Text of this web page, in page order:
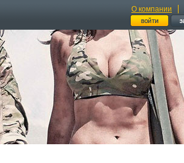
О компании